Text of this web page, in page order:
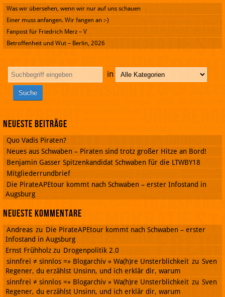
Was wir übersehen, wenn wir nur auf uns schauen
Einer muss anfangen. Wir fangen an :-)
Fanpost für Friedrich Merz – V
Betroffenheit und Wut – Berlin, 2026
in
Neueste Beiträge
Quo Vadis Piraten?
Neues aus Schwaben – Piraten sind trotz großer Hitze an Bord!
Benjamin Gasser Spitzenkandidat Schwaben für die LTWBY18
Mitgliederrundbrief
Die PirateAPEtour kommt nach Schwaben – erster Infostand in
Augsburg
Neueste Kommentare
Andreas zu Die PirateAPEtour kommt nach Schwaben – erster
Infostand in Augsburg
Ernst Frühholz zu Drogenpolitik 2.0
sinnfrei ≠ sinnlos =» Blogarchiv » Wa(h)re Unsterblichkeit zu Sven
Regener, du erzählst Unsinn, und ich erklär dir, warum
sinnfrei ≠ sinnlos =» Blogarchiv » Wa(h)re Unsterblichkeit zu Sven
Regener, du erzählst Unsinn, und ich erklär dir, warum